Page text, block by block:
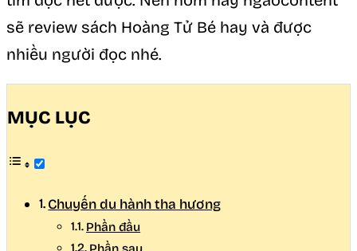
sẽ review sách Hoàng Tử Bé hay và được
nhiều người đọc nhé.
MỤC LỤC
Chuyến du hành tha hương
Phần đầu